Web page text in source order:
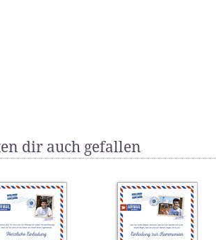
dir auch gefallen